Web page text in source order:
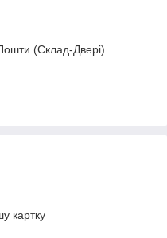
(Склад-Двері)
картку